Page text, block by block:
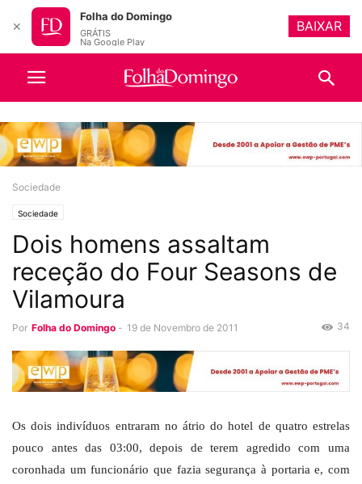
Sociedade
Sociedade
Dois homens assaltam
receção do Four Seasons de
Vilamoura
Por Folha do Domingo - 19 de Novembro de 2011 34
Os dois indivíduos entraram no átrio do hotel de quatro estrelas
pouco antes das 03:00, depois de terem agredido com uma
coronhada um funcionário que fazia segurança à portaria e, com
✕
Folha do Domingo
GRÁTIS
Na Google Play
BAIXAR